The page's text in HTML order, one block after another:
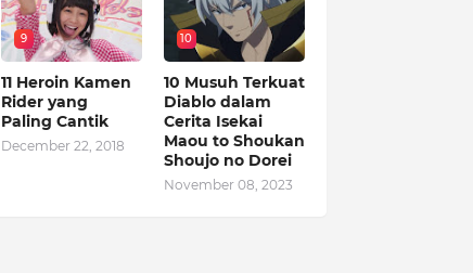
9
11 Heroin Kamen
Rider yang
Paling Cantik
December 22, 2018
10
10 Musuh Terkuat
Diablo dalam
Cerita Isekai
Maou to Shoukan
Shoujo no Dorei
November 08, 2023